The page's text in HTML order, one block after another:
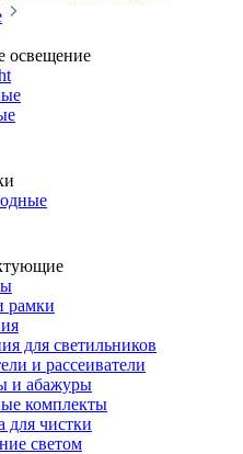
освещение
рамки
для светильников
и рассеиватели
и абажуры
комплекты
для чистки
светом